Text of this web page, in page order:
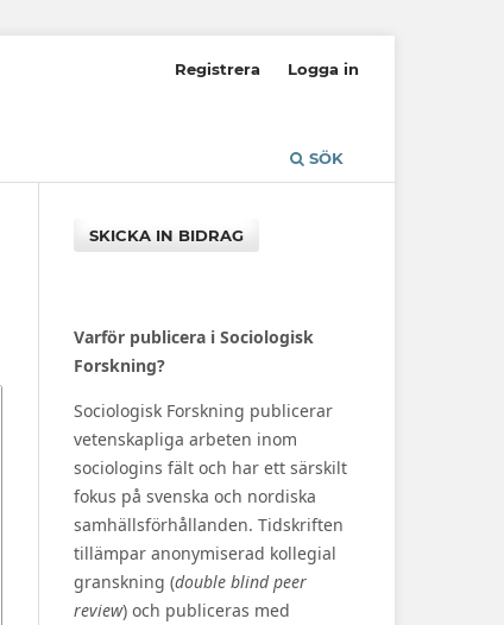
SÖK
Registrera Logga in
SKICKA IN BIDRAG
Varför publicera i Sociologisk
Forskning?
Sociologisk Forskning publicerar
vetenskapliga arbeten inom
sociologins fält och har ett särskilt
fokus på svenska och nordiska
samhällsförhållanden. Tidskriften
tillämpar anonymiserad kollegial
granskning (double blind peer
review) och publiceras med